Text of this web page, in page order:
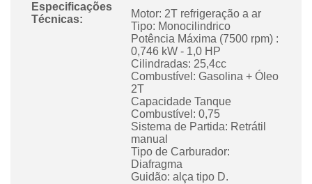
Especificações
Técnicas:
Motor: 2T refrigeração a ar
Tipo: Monocilindrico
Potência Máxima (7500 rpm) :
0,746 kW - 1,0 HP
Cilindradas: 25,4cc
Combustível: Gasolina + Óleo
2T
Capacidade Tanque
Combustível: 0,75
Sistema de Partida: Retrátil
manual
Tipo de Carburador:
Diafragma
Guidão: alça tipo D.